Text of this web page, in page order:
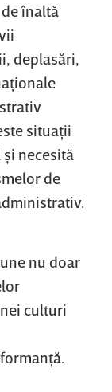
înaltă
deplasări,
situaţii
necesită
de
nu doar
culturi